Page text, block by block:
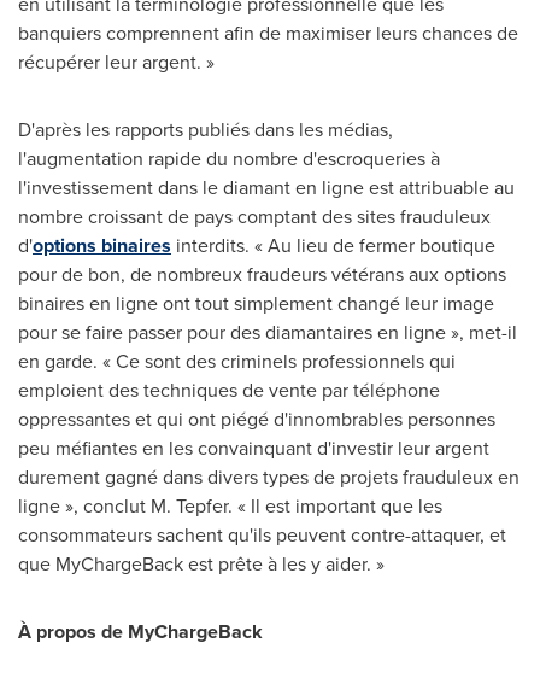
banquiers comprennent afin de maximiser leurs chances de
récupérer leur argent. »
D'après les rapports publiés dans les médias,
l'augmentation rapide du nombre d'escroqueries à
l'investissement dans le diamant en ligne est attribuable au
nombre croissant de pays comptant des sites frauduleux
d'options binaires interdits. « Au lieu de fermer boutique
pour de bon, de nombreux fraudeurs vétérans aux options
binaires en ligne ont tout simplement changé leur image
pour se faire passer pour des diamantaires en ligne », met-il
en garde. « Ce sont des criminels professionnels qui
emploient des techniques de vente par téléphone
oppressantes et qui ont piégé d'innombrables personnes
peu méfiantes en les convainquant d'investir leur argent
durement gagné dans divers types de projets frauduleux en
ligne », conclut M. Tepfer. « Il est important que les
consommateurs sachent qu'ils peuvent contre-attaquer, et
que MyChargeBack est prête à les y aider. »
À propos de MyChargeBack